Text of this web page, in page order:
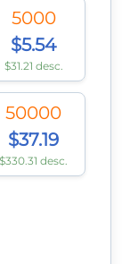
5000
$5.54
$31.21 desc.
50000
$37.19
$330.31 desc.